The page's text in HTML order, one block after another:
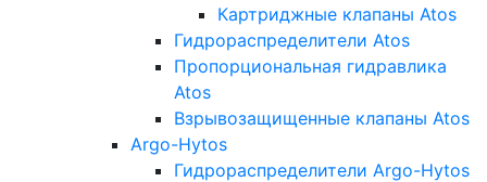
Картриджные клапаны Atos
Гидрораспределители Atos
Пропорциональная гидравлика
Atos
Взрывозащищенные клапаны Atos
Argo-Hytos
Гидрораспределители Argo-Hytos